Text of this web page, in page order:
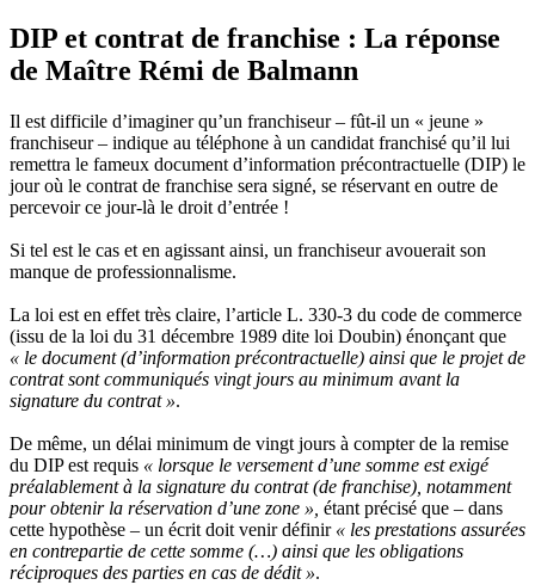
DIP et contrat de franchise : La réponse
de Maître Rémi de Balmann
Il est difficile d’imaginer qu’un franchiseur – fût-il un « jeune »
franchiseur – indique au téléphone à un candidat franchisé qu’il lui
remettra le fameux document d’information précontractuelle (DIP) le
jour où le contrat de franchise sera signé, se réservant en outre de
percevoir ce jour-là le droit d’entrée !
Si tel est le cas et en agissant ainsi, un franchiseur avouerait son
manque de professionnalisme.
La loi est en effet très claire, l’article L. 330-3 du code de commerce
(issu de la loi du 31 décembre 1989 dite loi Doubin) énonçant que
« le document (d’information précontractuelle) ainsi que le projet de
contrat sont communiqués vingt jours au minimum avant la
signature du contrat ».
De même, un délai minimum de vingt jours à compter de la remise
du DIP est requis « lorsque le versement d’une somme est exigé
préalablement à la signature du contrat (de franchise), notamment
pour obtenir la réservation d’une zone », étant précisé que – dans
cette hypothèse – un écrit doit venir définir« les prestations assurées
en contrepartie de cette somme (…) ainsi que les obligations
réciproques des parties en cas de dédit ».